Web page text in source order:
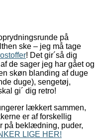
på
ske – jeg må tage
! Det gir´så dig
de sager jeg har gået og
skøn blanding af duge
duge), sengetøj,
gi´ dig retro!
lækkert sammen,
er af forskellig
på beklædning, puder,
LIGE HER!